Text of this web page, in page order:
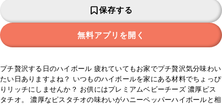
保存する
無料アプリを開く
プチ贅沢する日のハイボール 疲れていてもお家でプチ贅沢気分味わい
たい日ありますよね？ いつものハイボールを家にある材料でちょっぴ
りリッチにしませんか？ お供にはプレミアムベビーチーズ 濃厚ピス
タチオ。 濃厚なピスタチオの味わいがハニーペッパーハイボールと相